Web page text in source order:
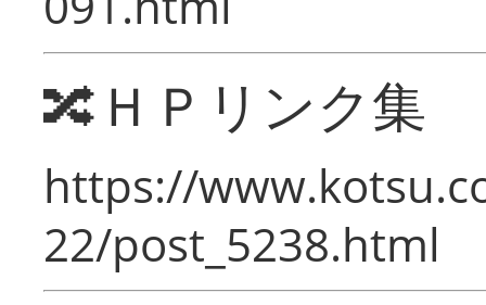
🔀ＨＰリンク集
https://
22/post_5238.html